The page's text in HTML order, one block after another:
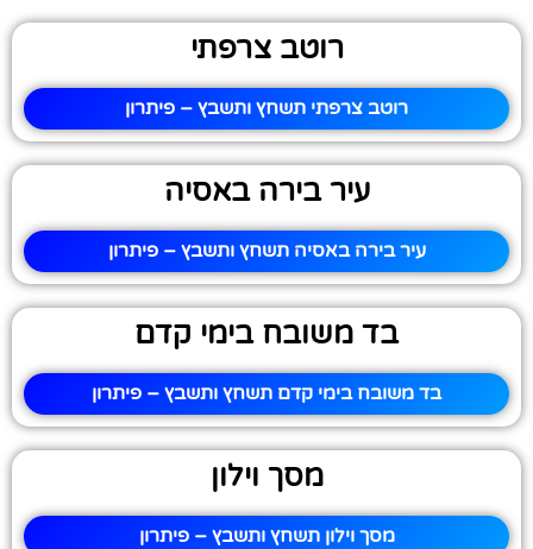
רוטב צרפתי
רוטב צרפתי תשחץ ותשבץ – פיתרון
עיר בירה באסיה
עיר בירה באסיה תשחץ ותשבץ – פיתרון
בד משובח בימי קדם
בד משובח בימי קדם תשחץ ותשבץ – פיתרון
מסך וילון
מסך וילון תשחץ ותשבץ – פיתרון